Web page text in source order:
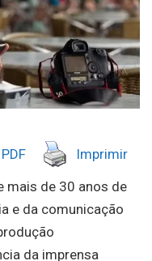
PDF Imprimir
mais de 30 anos de
e da comunicação
da imprensa